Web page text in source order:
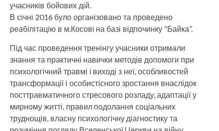
учасників бойових дій.
В січні 2016 було організовано та проведено
реабілітацію в м.Косові на базі відпочинку “Байка”.
Під час проведення тренінгу учасники отримали
знання та практичні навички методів допомоги при
психологічний травмі і виході з неї, особливостей
трансформації і особистісного зростання внаслідок
посттравматичного стресового розладу, адаптації у
мирному житті, правил подолання соціальних
труднощів, власну психологічну діагностику та